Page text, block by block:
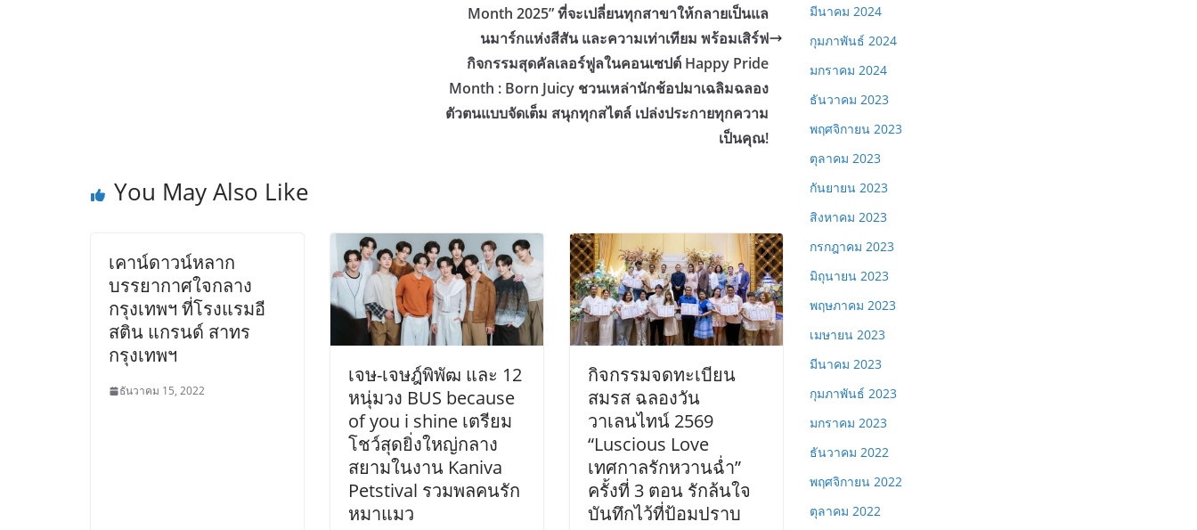
Month 2025” ที่จะเปลี่ยนทุกสาขาให้กลายเป็นแล
นมาร์กแห่งสีสัน และความเท่าเทียม พร้อมเสิร์ฟ
กิจกรรมสุดคัลเลอร์ฟูลในคอนเซปต์ Happy Pride
Month : Born Juicy ชวนเหล่านักช้อปมาเฉลิมฉลอง
ตัวตนแบบจัดเต็ม สนุกทุกสไตล์ เปล่งประกายทุกความ
เป็นคุณ!
You May Also Like
เคาน์ดาวน์หลาก
บรรยากาศใจกลาง
กรุงเทพฯ ที่โรงแรมอี
สติน แกรนด์ สาทร
กรุงเทพฯ
ธันวาคม 15, 2022
เจษ-เจษฎ์พิพัฒ และ 12
หนุ่มวง BUS because
of you i shine เตรียม
โชว์สุดยิ่งใหญ่กลาง
สยามในงาน Kaniva
Petstival รวมพลคนรัก
หมาแมว
กิจกรรมจดทะเบียน
สมรส ฉลองวัน
วาเลนไทน์ 2569
“Luscious Love
เทศกาลรักหวานฉ่ำ”
ครั้งที่ 3 ตอน รักล้นใจ
บันทึกไว้ที่ป้อมปราบ
มีนาคม 2024
กุมภาพันธ์ 2024
มกราคม 2024
ธันวาคม 2023
พฤศจิกายน 2023
ตุลาคม 2023
กันยายน 2023
สิงหาคม 2023
กรกฎาคม 2023
มิถุนายน 2023
พฤษภาคม 2023
เมษายน 2023
มีนาคม 2023
กุมภาพันธ์ 2023
มกราคม 2023
ธันวาคม 2022
พฤศจิกายน 2022
ตุลาคม 2022